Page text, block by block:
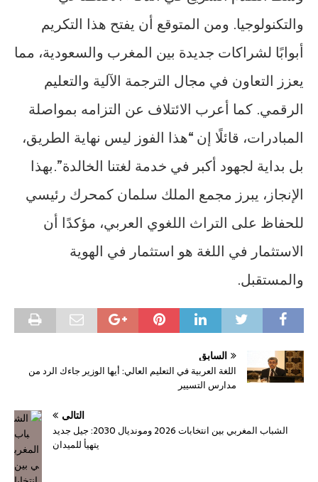
والتكنولوجيا. ومن المتوقع أن يفتح هذا التكريم
أبوابًا لشراكات جديدة بين المغرب والسعودية، مما
يعزز التعاون في مجال الترجمة الآلية والتعليم
الرقمي. كما أعرب الائتلاف عن التزامه بمواصلة
المبادرات، قائلًا إن “هذا الفوز ليس نهاية الطريق،
بل بداية لجهود أكبر في خدمة لغتنا الخالدة”.بهذا
الإنجاز، يبرز مجمع الملك سلمان كمحرك رئيسي
للحفاظ على التراث اللغوي العربي، مؤكدًا أن
الاستثمار في اللغة هو استثمار في الهوية
والمستقبل.
السابق
اللغة العربية في التعليم العالي: أيها الوزير جاءك الرد من
مدارس التسيير
التالي
الشباب المغربي بين انتخابات 2026 ومونديال 2030: جيل جديد
يتهيأ للميدان